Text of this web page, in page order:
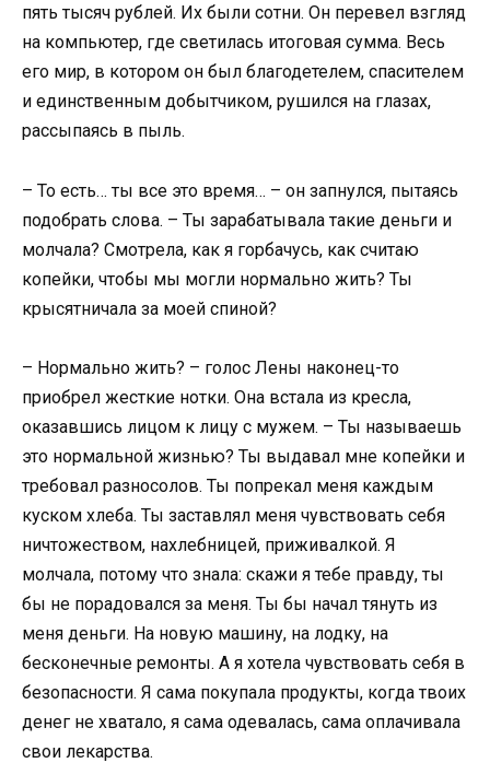
пять тысяч рублей. Их были сотни. Он перевел взгляд
на компьютер, где светилась итоговая сумма. Весь
его мир, в котором он был благодетелем, спасителем
и единственным добытчиком, рушился на глазах,
рассыпаясь в пыль.
– То есть… ты все это время… – он запнулся, пытаясь
подобрать слова. – Ты зарабатывала такие деньги и
молчала? Смотрела, как я горбачусь, как считаю
копейки, чтобы мы могли нормально жить? Ты
крысятничала за моей спиной?
– Нормально жить? – голос Лены наконец-то
приобрел жесткие нотки. Она встала из кресла,
оказавшись лицом к лицу с мужем. – Ты называешь
это нормальной жизнью? Ты выдавал мне копейки и
требовал разносолов. Ты попрекал меня каждым
куском хлеба. Ты заставлял меня чувствовать себя
ничтожеством, нахлебницей, приживалкой. Я
молчала, потому что знала: скажи я тебе правду, ты
бы не порадовался за меня. Ты бы начал тянуть из
меня деньги. На новую машину, на лодку, на
бесконечные ремонты. А я хотела чувствовать себя в
безопасности. Я сама покупала продукты, когда твоих
денег не хватало, я сама одевалась, сама оплачивала
свои лекарства.